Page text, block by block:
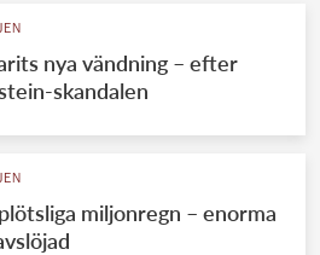
nya vändning – efter
skandalen
miljonregn – enorma